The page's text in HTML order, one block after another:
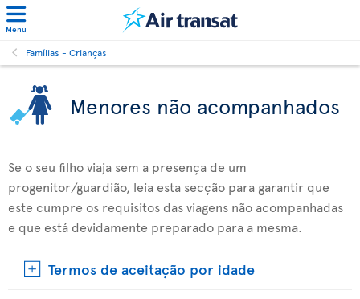
Menu
Famílias - Crianças
Menores não acompanhados
Se o seu filho viaja sem a presença de um
progenitor/guardião, leia esta secção para garantir que
este cumpre os requisitos das viagens não acompanhadas
e que está devidamente preparado para a mesma.
Termos de aceitação por idade